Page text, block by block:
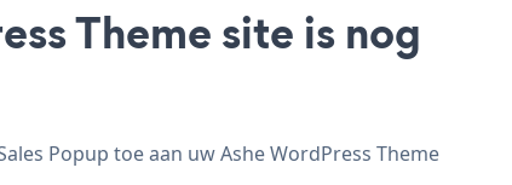
Theme site is nog
Popup toe aan uw Ashe WordPress Theme